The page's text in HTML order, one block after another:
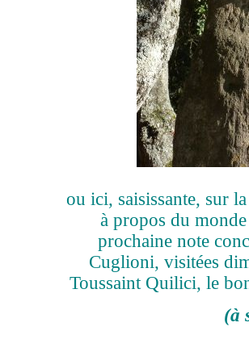
ou ici, saisissante, sur
à propos du
prochaine note
Cuglioni, visitées
Toussaint Quilici, le
(à